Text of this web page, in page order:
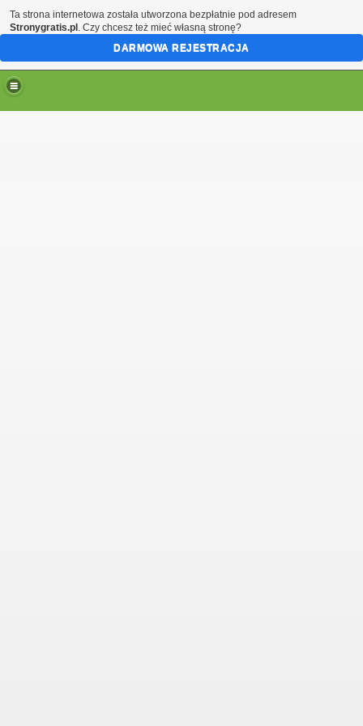
Ta strona internetowa została utworzona bezpłatnie pod adresem
Stronygratis.pl . Czy chcesz też mieć własną stronę?
DARMOWA REJESTRACJA